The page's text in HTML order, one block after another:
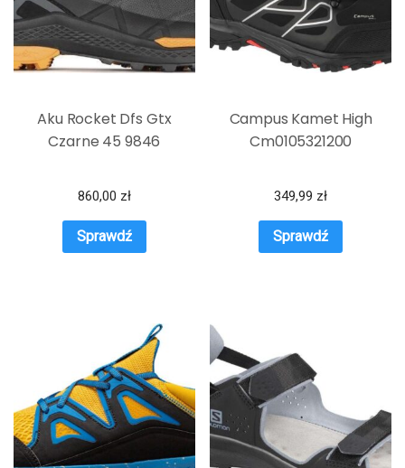
Aku Rocket Dfs Gtx
Czarne 45 9846
860,00 zł
Sprawdź
Campus Kamet High
Cm0105321200
349,99 zł
Sprawdź